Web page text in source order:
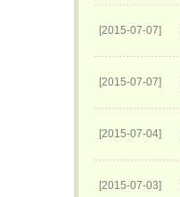
[2015-07-07]
[2015-07-07]
[2015-07-04]
[2015-07-03]